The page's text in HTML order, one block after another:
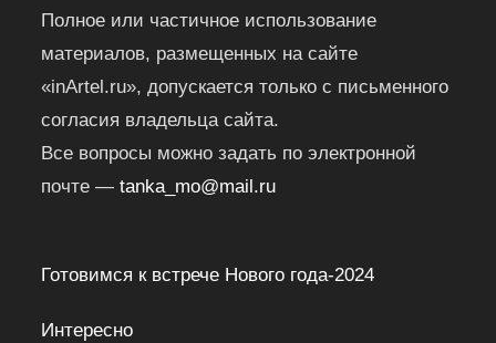
Полное или частичное использование
материалов, размещенных на сайте
«inArtel.ru», допускается только с письменного
согласия владельца сайта.
Все вопросы можно задать по электронной
почте —tanka_mo@mail.ru
Готовимся к встрече Нового года-2024
Интересно